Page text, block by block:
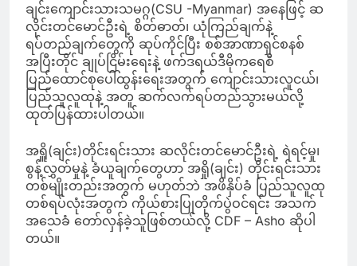
ချင်းကျောင်းသားသမဂ္ဂ(CSU -Myanmar) အနေဖြင့် ဆ
လိုင်းတင်မောင်ဦးရဲ့ စိတ်ဓာတ်၊ ယုံကြည်ချက်နဲ့
ရပ်တည်ချက်တွေကို ဆုပ်ကိုင်ပြီး စစ်အာဏာရှင်စနစ်
အပြီးတိုင် ချုပ်ငြိမ်းရေးနဲ့ ဖက်ဒရယ်ဒီမိုကရေစီ
ပြည်ထောင်စုပေါ်ထွန်းရေးအတွက် ကျောင်းသားလူငယ်၊
ပြည်သူလူထုနဲ့ အတူ ဆက်လက်ရပ်တည်သွားမယ်လို့
ထုတ်ပြန်ထားပါတယ်။
အရှိူ(ချင်း)တိုင်းရင်းသား ဆလိုင်းတင်မောင်ဦးရဲ့ ရဲရင့်မှု၊
စွန့်လွှတ်မှုနဲ့ ခံယူချက်တွေဟာ အရှို(ချင်း) တိုင်းရင်းသား
တစ်မျိုးတည်းအတွက် မဟုတ်ဘဲ အဖိနှိပ်ခံ ပြည်သူလူထု
တစ်ရပ်လုံးအတွက် ကိုယ်စားပြုတိုက်ပွဲဝင်ရင်း အသက်
အသေခံ တော်လှန်ခဲ့သူဖြစ်တယ်လို့ CDF – Asho ဆိုပါ
တယ်။